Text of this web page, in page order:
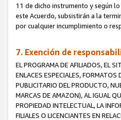
11 de dicho instrumento y según
este Acuerdo, subsistirán a la
por cualquier incumplimiento o
7. Exención de
EL PROGRAMA DE AFILIADOS, EL
ENLACES ESPECIALES,
PUBLICITARIO DEL PRODUCTO,
MARCAS DE AMAZON), AL IGUAL
PROPIEDAD INTELECTUAL, LA
FILIALES O LICENCIANTES EN